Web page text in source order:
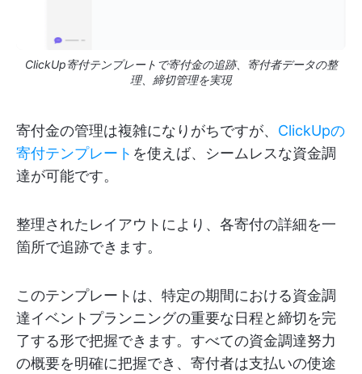
ClickUp寄付テンプレートで寄付金の追跡、寄付者データの整
理、締切管理を実現
寄付金の管理は複雑になりがちですが、 ClickUpの
寄付テンプレート を使えば、シームレスな資金調
達が可能です。
整理されたレイアウトにより、各寄付の詳細を一
箇所で追跡できます。
このテンプレートは、特定の期間における資金調
達イベントプランニングの重要な日程と締切を完
了する形で把握できます。すべての資金調達努力
の概要を明確に把握でき、寄付者は支払いの使途